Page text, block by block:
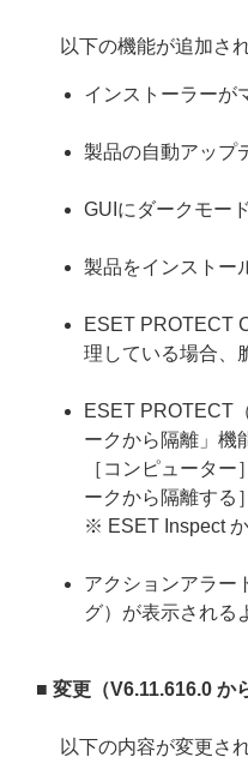
以下の機能が追加さ
インストーラーが
製品の自動アップ
GUIにダークモー
製品をインストー
ESET PROTECT
理している場合、
ESET PROTECT
ークから隔離」機
［コンピュータ
ークから隔離する
※ ESET Inspect
アクションアラー
グ）が表示される
■ 変更（V6.11.616.0 か
以下の内容が変更さ